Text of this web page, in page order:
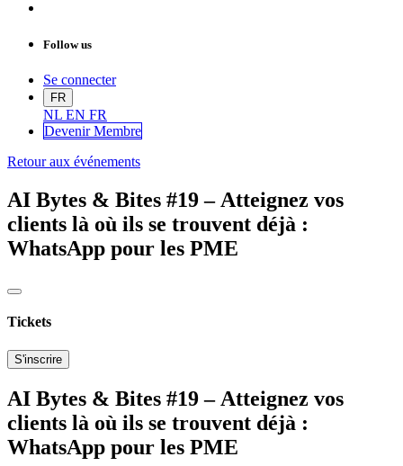
Follow us
Se connecter
FR
NL EN FR
Devenir Membre
Retour aux événements
AI Bytes & Bites #19 – Atteignez vos
clients là où ils se trouvent déjà :
WhatsApp pour les PME
Tickets
S'inscrire
AI Bytes & Bites #19 – Atteignez vos
clients là où ils se trouvent déjà :
WhatsApp pour les PME